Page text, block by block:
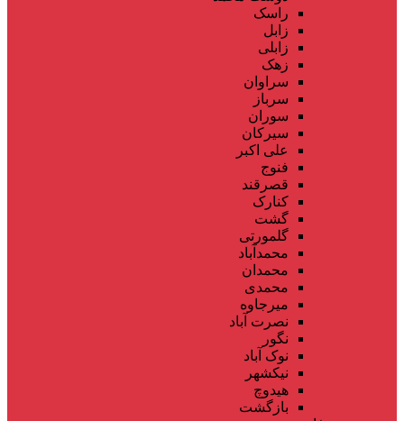
راسک
زابل
زابلی
زهک
سراوان
سرباز
سوران
سیرکان
علی اکبر
فنوج
قصرقند
کنارک
گشت
گلمورتی
محمدآباد
محمدان
محمدی
میرجاوه
نصرت آباد
نگور
نوک آباد
نیکشهر
هیدوچ
بازگشت